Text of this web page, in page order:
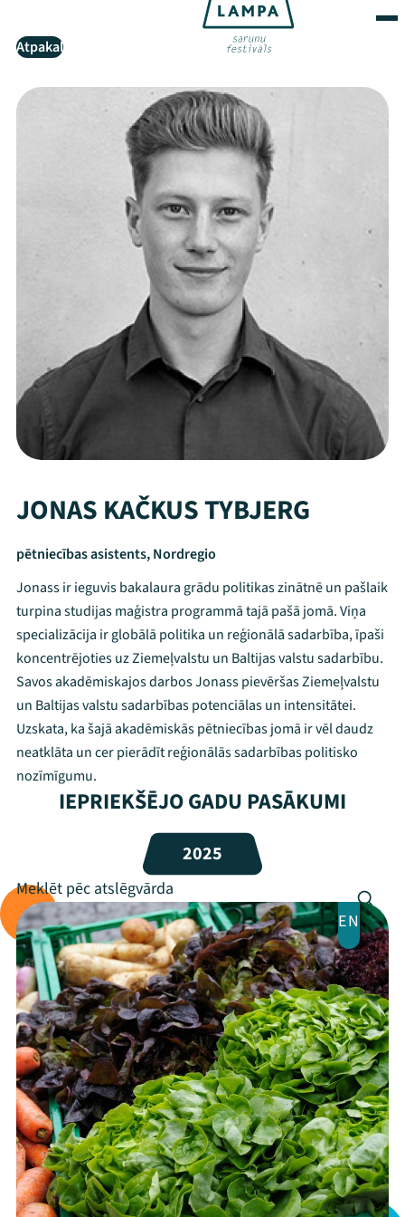
Mana programma
Festivāls
Programma
Viņi bija LAMPĀ 2026
Jaunumi
Ziedo
Veikals
Kontakti
Atpakaļ
JONAS KAČKUS TYBJERG
pētniecības asistents, Nordregio
Jonass ir ieguvis bakalaura grādu politikas zinātnē un pašlaik
turpina studijas maģistra programmā tajā pašā jomā. Viņa
specializācija ir globālā politika un reģionālā sadarbība, īpaši
koncentrējoties uz Ziemeļvalstu un Baltijas valstu sadarbību.
Savos akadēmiskajos darbos Jonass pievēršas Ziemeļvalstu
un Baltijas valstu sadarbības potenciālas un intensitātei.
Uzskata, ka šajā akadēmiskās pētniecības jomā ir vēl daudz
neatklāta un cer pierādīt reģionālās sadarbības politisko
nozīmīgumu.
IEPRIEKŠĒJO GADU PASĀKUMI
2025
EN